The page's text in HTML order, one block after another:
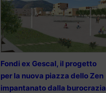
Fondi ex Gescal, il progetto
per la nuova piazza dello Zen
impantanato dalla burocrazia